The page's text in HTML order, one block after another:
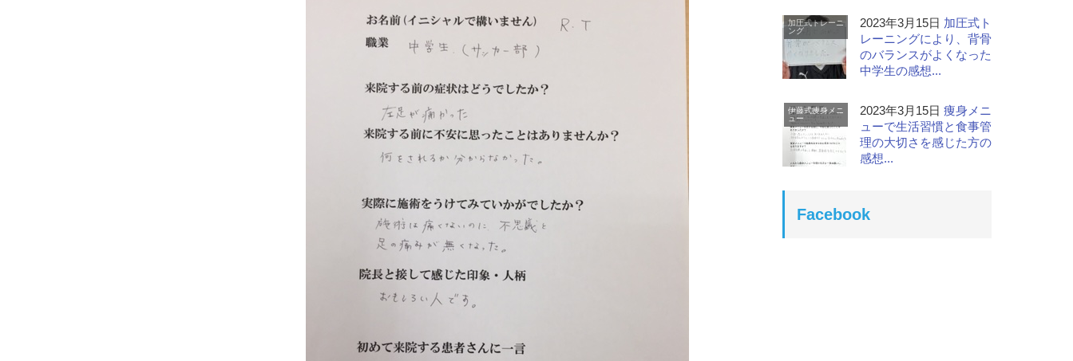
加圧式トレーニ
ング
2023年3月15日 加圧式ト
レーニングにより、背骨
のバランスがよくなった
中学生の感想...
伊藤式痩身メニ
ュー
2023年3月15日 痩身メニ
ューで生活習慣と食事管
理の大切さを感じた方の
感想...
Facebook